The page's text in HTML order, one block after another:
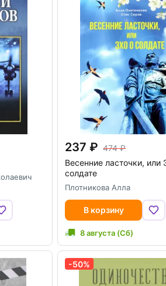
237
474
Весенние ласточки, или
солдате
Плотникова Алла
В корзину
8 августа (Сб)
-50%